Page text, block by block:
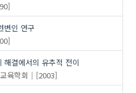
변인 연구
결에서의 유추적 전이
육학회
[2003]